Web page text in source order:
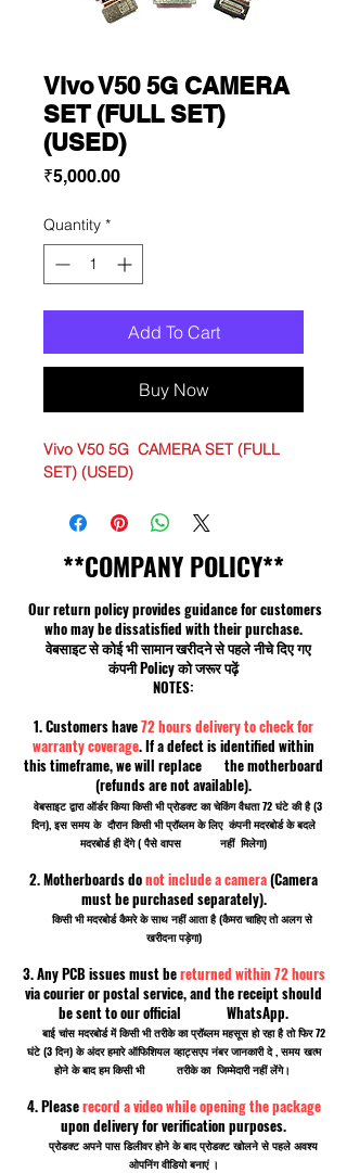
Vivo V50 5G CAMERA
SET (FULL SET)
(USED)
₹5,000.00Price
Quantity *
Add To Cart
Buy Now
Vivo V50 5G CAMERA SET (FULL
SET) (USED)
**COMPANY POLICY**
Our return policy provides guidance for customers
who may be dissatisfied with their purchase.
वेबसाइट से कोई भी सामान खरीदने से पहले नीचे दिए गए
कंपनी Policy को जरूर पढ़ें
NOTES:
1. Customers have72 hours delivery to check for
warranty coverage. If a defect is identified within
this timeframe, we will replace the motherboard
(refunds are not available).
वेबसाइट द्वारा ऑर्डर किया किसी भी प्रोडक्ट का चेकिंग वैधता 72 घंटे की है (3
दिन), इस समय के दौरान किसी भी प्रॉब्लम के लिए कंपनी मदरबोर्ड के बदले
मदरबोर्ड ही देंगे ( पैसे वापस नहीं मिलेगा)
2. Motherboards donot include a camera(Camera
must be purchased separately).
किसी भी मदरबोर्ड कैमरे के साथ नहीं आता है (कैमरा चाहिए तो अलग से
खरीदना पड़ेगा)
3. Any PCB issues must bereturned within 72 hours
via courier or postal service, and the receipt should
be sent to our official WhatsApp.
बाई चांस मदरबोर्ड में किसी भी तरीके का प्रॉब्लम महसूस हो रहा है तो फिर 72
घंटे (3 दिन) के अंदर हमारे ऑफिशियल व्हाट्सएप नंबर जानकारी दे , समय खत्म
होने के बाद हम किसी भी तरीके का जिम्मेदारी नहीं लेंगे।
4. Pleaserecord a video while opening the package
upon delivery for verification purposes.
प्रोडक्ट अपने पास डिलीवर होने के बाद प्रोडक्ट खोलने से पहले अवश्य
ओपनिंग वीडियो बनाएं ।